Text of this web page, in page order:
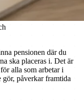
pensionen där du
ska placeras i. Det är
alla som arbetar i
påverkar framtida